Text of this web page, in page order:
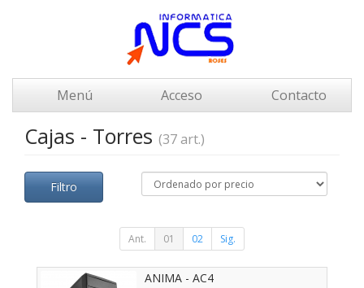
Menú Acceso Contacto
Cajas - Torres (37 art.)
Filtro
Ant. 01 02 Sig.
ANIMA - AC4